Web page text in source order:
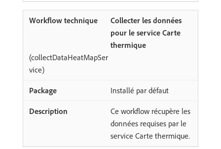
Collecter les données
pour le service Carte
thermique
(collectDataHeatMapSer
vice)
Installé par défaut
Ce workflow récupère les
données requises par le
service Carte thermique.